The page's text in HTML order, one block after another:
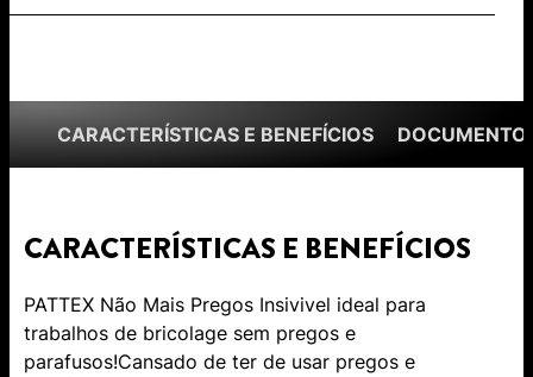
CARACTERÍSTICAS E BENEFÍCIOS
CARACTERÍSTICAS E BENEFÍCIOS
PATTEX Não Mais Pregos Insivivel ideal para
trabalhos de bricolage sem pregos e
parafusos!Cansado de ter de usar pregos e